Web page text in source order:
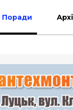
Поради